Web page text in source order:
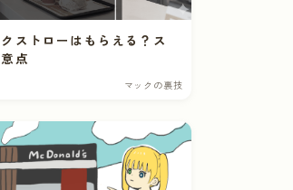
ストローはもらえる？ス
点
マックの裏技